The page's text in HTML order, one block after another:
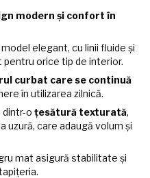
modern și confort în
elegant, cu linii fluide și
orice tip de interior.
curbat care se continuă
în utilizarea zilnică.
dintr-o țesătură texturată,
uzură, care adaugă volum și
mat asigură stabilitate și